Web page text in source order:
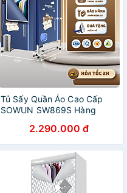
Tủ Sấy Quần Áo Cao Cấp
SOWUN SW869S Hàng
Chạm, Công Nghệ Ion Âm
Khử Khuẩn Và Sấy Tối Đa
30kg Quần Áo
2.290.000 đ